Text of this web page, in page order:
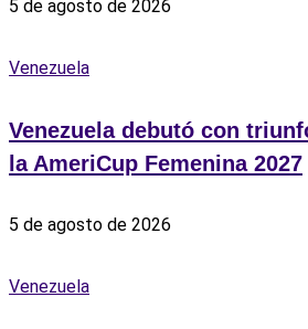
5 de agosto de 2026
Venezuela
Venezuela debutó con
la AmeriCup Femenina 2027
5 de agosto de 2026
Venezuela